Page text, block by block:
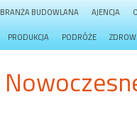
BRANŻA BUDOWLANA AJENCJA
PRODUKCJA PODRÓŻE